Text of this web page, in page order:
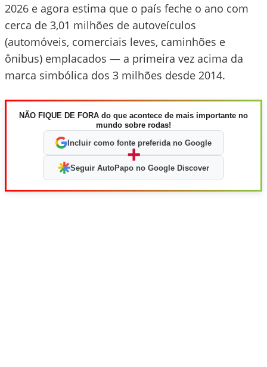
2026 e agora estima que o país feche o ano com
cerca de 3,01 milhões de autoveículos
(automóveis, comerciais leves, caminhões e
ônibus) emplacados — a primeira vez acima da
marca simbólica dos 3 milhões desde 2014.
NÃO FIQUE DE FORA do que acontece de mais importante no
mundo sobre rodas!
Incluir como fonte preferida no Google
+
Seguir AutoPapo no Google Discover